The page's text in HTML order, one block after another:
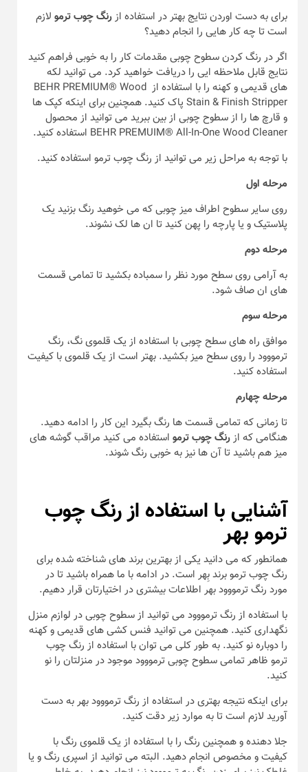
برای به دست اوردن نتایج بهتر در استفاده ازرنگ چوب ترمو لازم
است تا چه کار هایی را انجام دهید؟
اگر در رنگ کردن سطوح چوبی مقدمات کار را به خوبی فراهم کنید
نتایج قابل ملاحظه ایی را دریافت خواهید کرد. می توانید لکه
های قدیمی و کهنه را با استفاده از BEHR PREMIUM® Wood
Stain & Finish Stripper پاک کنید. همچنین برای اینکه کپک ها
و قارچ ها را از سطوح چوبی از بین ببرید می توانید از محصول
BEHR PREMUIM® All-In-One Wood Cleaner استفاده کنید.
با توجه به مراحل زیر می توانید از رنگ چوب ترمو استفاده کنید.
مرحله اول
روی سایر سطوح اطراف میز چوبی که می خوهید رنگ بزنید یک
پلاستیک و یا پارچه را پهن کنید تا ان ها لک نشوند.
مرحله دوم
به آرامی روی سطح مورد نظر را سمباده بکشید تا تمامی قسمت
های ان صاف شود.
مرحله سوم
موافق راه های سطح چوبی با استفاده از یک قلموی نگ، رنگ
ترمووود را روی سطح میز بکشید. بهتر است از یک قلموی با کیفیت
استفاده کنید.
مرحله چهارم
تا زمانی که تمامی قسمت ها رنگ بگیرد این کار را ادامه دهید.
هنگامی که ازرنگ چوب ترمو استفاده می کنید مراقب گوشه های
میز هم باشید تا آن ها نیز به خوبی رنگ شوند.
آشنایی با استفاده از رنگ چوب
ترمو بهر
همانطور که می دانید یکی از بهترین برند های شناخته شده برای
رنگ چوب ترمو برند بِهر است. در ادامه با ما همراه باشید تا در
مورد رنگ ترمووود بهر اطلاعات بیشتری در اختیارتان قرار دهیم.
با استفاده از رنگ ترمووود می توانید از سطوح چوبی در لوازم منزل
نگهداری کنید. همچنین می توانید فنس کشی های قدیمی و کهنه
را دوباره نو کنید. به طور کلی می توان با استفاده از رنگ چوب
ترمو ظاهر تمامی سطوح چوبی ترمووود موجود در منزلتان را نو
کنید.
برای اینکه نتیجه بهتری در استفاده از رنگ ترمووود بهر به دست
آورید لازم است تا به موارد زیر دقت کنید.
جلا دهنده و همچنین رنگ را با استفاده از یک قلموی رنگ با
کیفیت و مخصوص انجام دهید. البته می توانید از اسپری رنگ و یا